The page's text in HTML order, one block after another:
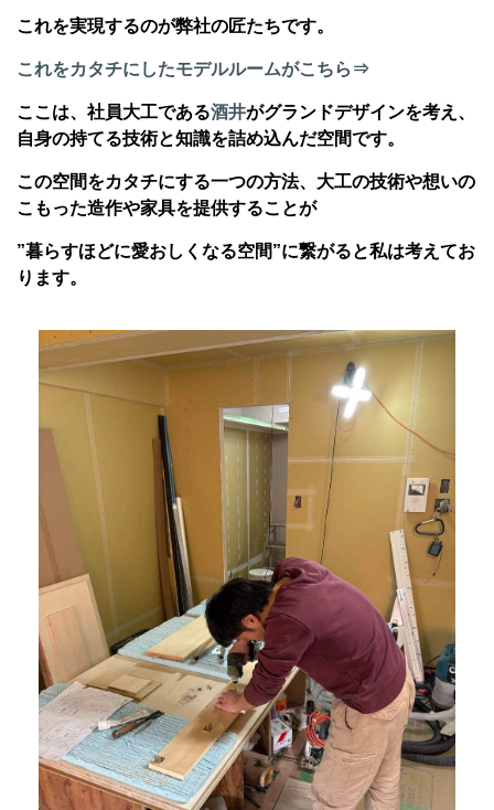
これを実現するのが弊社の匠たちです。
これをカタチにしたモデルルームがこちら⇒
ここは、社員大工である酒井がグランドデザインを考え、
自身の持てる技術と知識を詰め込んだ空間です。
この空間をカタチにする一つの方法、大工の技術や想いの
こもった造作や家具を提供することが
”暮らすほどに愛おしくなる空間”に繋がると私は考えてお
ります。